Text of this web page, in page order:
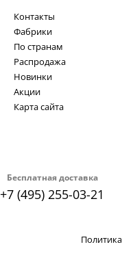
Бесплатная доставка
+7 (495) 255-03-21
Контакты
Фабрики
По странам
Распродажа
Новинки
Акции
Карта сайта